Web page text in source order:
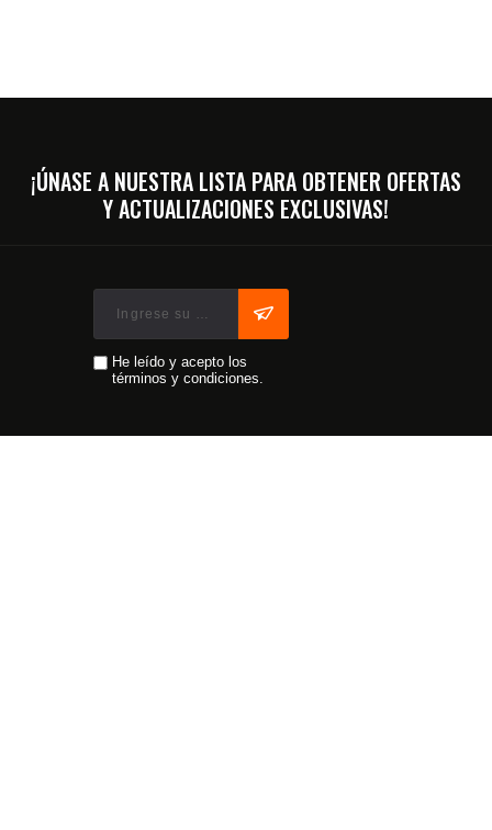
¡ÚNASE A NUESTRA LISTA PARA OBTENER OFERTAS
Y ACTUALIZACIONES EXCLUSIVAS!
He leído y acepto los
términos y condiciones.